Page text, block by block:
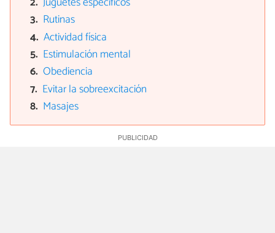
Rutinas
Actividad física
Estimulación mental
Obediencia
Evitar la sobreexcitación
Masajes